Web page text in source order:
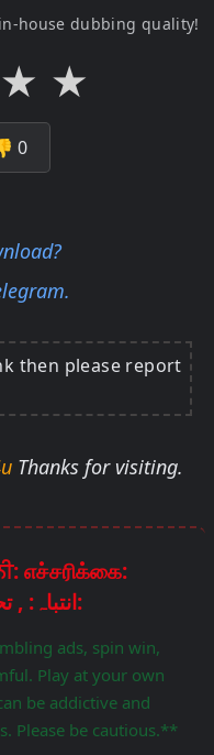
house dubbing quality!
★ ★
0
then please report
Thanks for visiting.
எச்சரிக்கை:
హెచ్చరిక: ಎಚ್ಚರಿಕೆ: সতর্কতা: انتباہ: , تحذير:
ads, spin win,
Play at your own
be addictive and
Please be cautious.**